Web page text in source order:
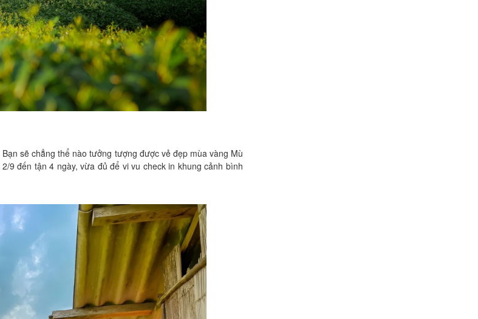
sẽ chẳng thể nào tưởng tượng được vẻ đẹp mùa vàng Mù
9 đến tận 4 ngày, vừa đủ để vi vu check in khung cảnh bình